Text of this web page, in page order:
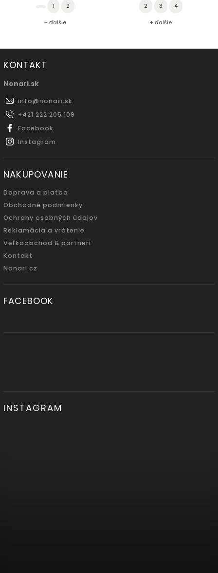
1 2
+ ďalšie
2 3 4
+ ďalšie
KONTAKT
Nonari.sk
info@nonari.sk
+421 222 205 109
Facebook
Instagram
NAKUPOVANIE
Doprava a platba
Obchodné podmienky
Ochrany osobných údajov
Reklamácia a vrátenie
Veľkoobchod & partneri
Kontakt
Nonari.cz
FACEBOOK
INSTAGRAM